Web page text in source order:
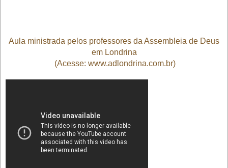
Aula ministrada pelos professores da Assembleia de Deus
em Londrina
(Acesse: www.adlondrina.com.br)